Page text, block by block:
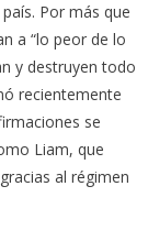
Por más que
a “lo peor de lo
y destruyen todo
recientemente
se
Liam, que
al régimen